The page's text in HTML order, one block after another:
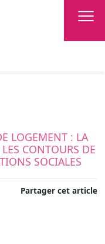
LOGEMENT : LA
CONTOURS DE
SOCIALES
Partager cet article